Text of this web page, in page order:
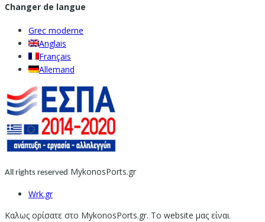
Changer de langue
Grec moderne
Anglais
Français
Allemand
All rights reserved MykonosPorts.gr
Wrk.gr
Καλως ορίσατε στο MykonosPorts.gr. Το website μας είναι